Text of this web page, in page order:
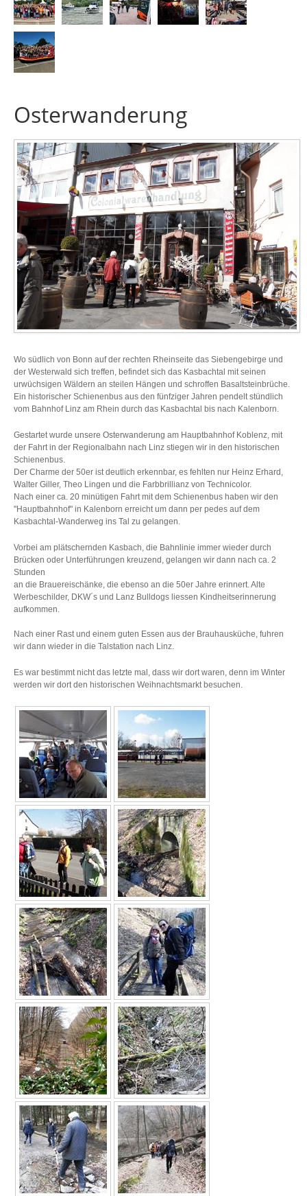
Osterwanderung
Wo südlich von Bonn auf der rechten Rheinseite das Siebengebirge und
der Westerwald sich treffen, befindet sich das Kasbachtal mit seinen
urwüchsigen Wäldern an steilen Hängen und schroffen Basaltsteinbrüche.
Ein historischer Schienenbus aus den fünfziger Jahren pendelt stündlich
vom Bahnhof Linz am Rhein durch das Kasbachtal bis nach Kalenborn.
Gestartet wurde unsere Osterwanderung am Hauptbahnhof Koblenz, mit
der Fahrt in der Regionalbahn nach Linz stiegen wir in den historischen
Schienenbus.
Der Charme der 50er ist deutlich erkennbar, es fehlten nur Heinz Erhard,
Walter Giller, Theo Lingen und die Farbbrillianz von Technicolor.
Nach einer ca. 20 minütigen Fahrt mit dem Schienenbus haben wir den
"Hauptbahnhof" in Kalenborn erreicht um dann per pedes auf dem
Kasbachtal-Wanderweg ins Tal zu gelangen.
Vorbei am plätschernden Kasbach, die Bahnlinie immer wieder durch
Brücken oder Unterführungen kreuzend, gelangen wir dann nach ca. 2
Stunden
an die Brauereischänke, die ebenso an die 50er Jahre erinnert. Alte
Werbeschilder, DKW´s und Lanz Bulldogs liessen Kindheitserinnerung
aufkommen.
Nach einer Rast und einem guten Essen aus der Brauhausküche, fuhren
wir dann wieder in die Talstation nach Linz.
Es war bestimmt nicht das letzte mal, dass wir dort waren, denn im Winter
werden wir dort den historischen Weihnachtsmarkt besuchen.